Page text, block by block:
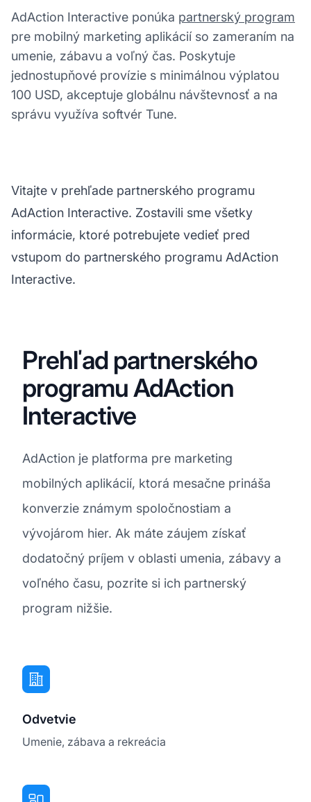
AdAction Interactive ponúka partnerský program
pre mobilný marketing aplikácií so zameraním na
umenie, zábavu a voľný čas. Poskytuje
jednostupňové provízie s minimálnou výplatou
100 USD, akceptuje globálnu návštevnosť a na
správu využíva softvér Tune.
Vitajte v prehľade partnerského programu
AdAction Interactive. Zostavili sme všetky
informácie, ktoré potrebujete vedieť pred
vstupom do partnerského programu AdAction
Interactive.
Prehľad partnerského
programu AdAction
Interactive
AdAction je platforma pre marketing
mobilných aplikácií, ktorá mesačne prináša
konverzie známym spoločnostiam a
vývojárom hier. Ak máte záujem získať
dodatočný príjem v oblasti umenia, zábavy a
voľného času, pozrite si ich partnerský
program nižšie.
Odvetvie
Umenie, zábava a rekreácia